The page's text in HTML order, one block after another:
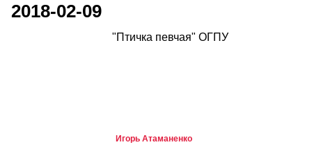
2018-02-09
"Птичка певчая" ОГПУ
Игорь Атаманенко